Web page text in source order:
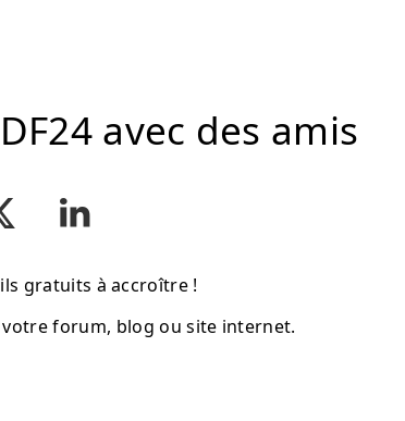
avec des amis
gratuits à accroître !
forum, blog ou site internet.